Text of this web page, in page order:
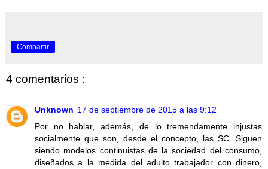
Compartir
4 comentarios :
Unknown 17 de septiembre de 2015 a las 9:12
Por no hablar, además, de lo tremendamente injustas
socialmente que son, desde el concepto, las SC. Siguen
siendo modelos continuistas de la sociedad del consumo,
diseñados a la medida del adulto trabajador con dinero,